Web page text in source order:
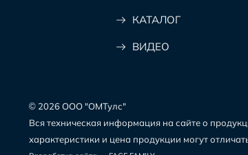
КАТАЛОГ
ВИДЕО
© 2026 ООО "ОМТулс"
Вся техническая информация на сайте о
характеристики и цена продукции могут